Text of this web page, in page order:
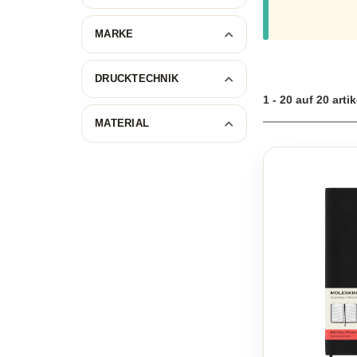
MARKE
DRUCKTECHNIK
MATERIAL
1 - 20 auf 20